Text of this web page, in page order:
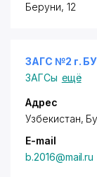
Беруни, 12
ЗАГС №2 г.
ЗАГСы ещё
Адрес
Узбекистан,
E-mail
b.2016@mail.ru